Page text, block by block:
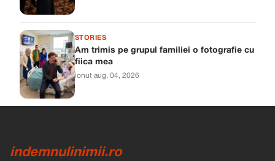
STORIES
Am trimis pe grupul familiei o fotografie cu
fiica mea
ionut·aug. 04, 2026
indemnulinimii.ro